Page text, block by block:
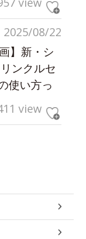
2025/08/22
】新・シ
ンクルセ
使い方っ
view